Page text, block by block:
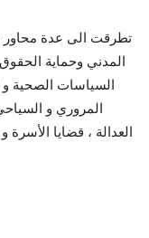
تطرقت الى عدة محاور
المدني وحماية
السياسات الصحية و
المروري و
العدالة ، قضايا الأسرة